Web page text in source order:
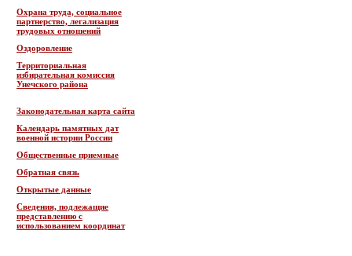
Охрана труда, социальное
партнерство, легализация
трудовых отношений
Оздоровление
Территориальная
избирательная комиссия
Унечского района
Законодательная карта сайта
Календарь памятных дат
военной истории России
Общественные приемные
Обратная связь
Открытые данные
Сведения, подлежащие
представлению с
использованием координат